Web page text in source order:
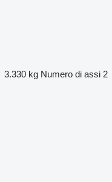
3.330 kg Numero di assi 2